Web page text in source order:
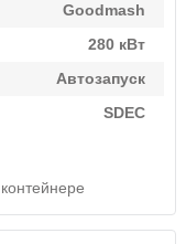
Goodmash
280 кВт
Автозапуск
SDEC